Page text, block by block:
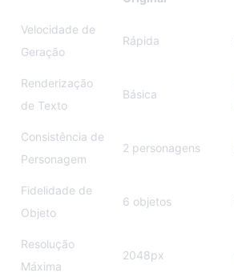
Velocidade de
Geração
Rápida
Renderização
de Texto
Básica
Consistência de
Personagem
2 personagens
Fidelidade de
Objeto
6 objetos
Resolução
Máxima
2048px